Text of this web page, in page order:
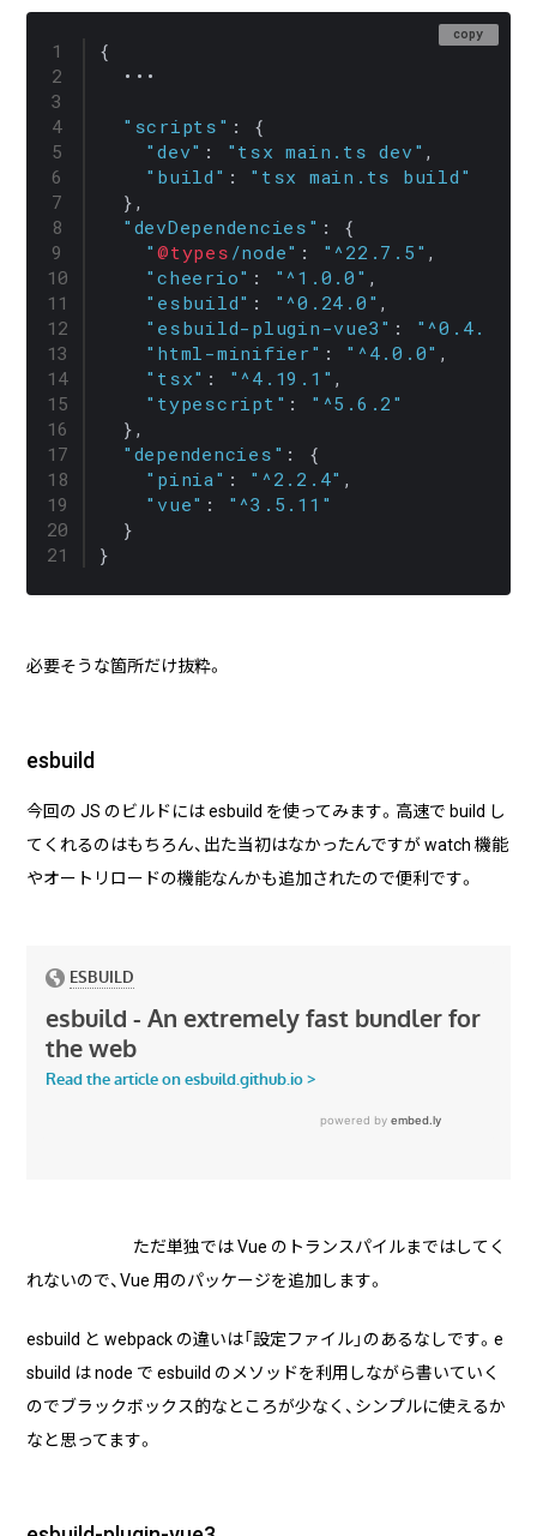
copy
{
  •••
"scripts" : {
"dev" : "tsx main.ts dev" ,
"build" : "tsx main.ts build"
  },
"devDependencies" : {
"@types /node" : "^22.7.5" ,
"cheerio" : "^1.0.0" ,
"esbuild" : "^0.24.0" ,
"esbuild-plugin-vue3" : "^0.4.2"
"html-minifier" : "^4.0.0" ,
"tsx" : "^4.19.1" ,
"typescript" :
"^5.6.2"
  },
"dependencies" : {
"pinia" : "^2.2.4" ,
"vue" :
"^3.5.11"
  }
必要そうな箇所だけ抜粋。
esbuild
今回の JS のビルドには esbuild を使ってみます。高速で build し
てくれるのはもちろん、出た当初はなかったんですが watch 機能
やオートリロードの機能なんかも追加されたので便利です。
ただ単独では Vue のトランスパイルまではしてく
れないので、Vue 用のパッケージを追加します。
esbuild と webpack の違いは「設定ファイル」のあるなしです。e
sbuild は node で esbuild のメソッドを利用しながら書いていく
のでブラックボックス的なところが少なく、シンプルに使えるか
なと思ってます。